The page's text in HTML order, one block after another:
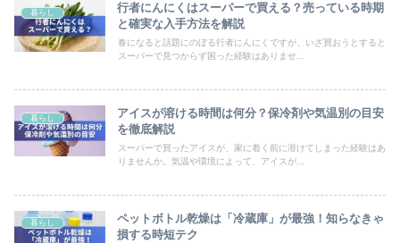
暮らし
行者にんにくはスーパーで買える？売っている時期
と確実な入手方法を解説
春になると話題にのぼる行者にんにくですが、いざ買おうとすると
スーパーで見つからず困った経験はありませ...
暮らし
アイスが溶ける時間は何分？保冷剤や気温別の目安
を徹底解説
スーパーで買ったアイスが、家に着く前に溶けてしまった経験はあ
りませんか。気温や環境によって、アイスが...
暮らし
ペットボトル乾燥は「冷蔵庫」が最強！知らなきゃ
損する時短テク